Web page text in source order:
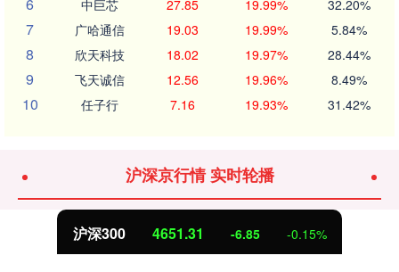
中巨芯 27.85 19.99% 32.20%
7 广哈通信 19.03 19.99% 5.84%
8 欣天科技 18.02 19.97% 28.44%
9 飞天诚信 12.56 19.96% 8.49%
10 任子行 7.16 19.93% 31.42%
沪深京行情 实时轮播
沪深300 4651.31 -6.85 -0.15%